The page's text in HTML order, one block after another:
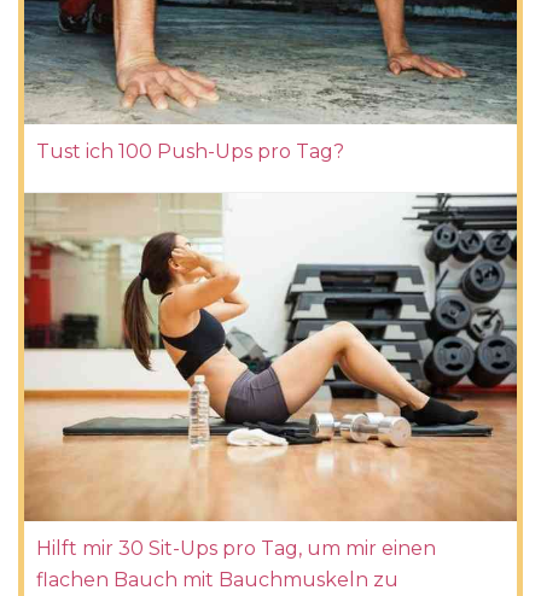
Tust ich 100 Push-Ups pro Tag?
Hilft mir 30 Sit-Ups pro Tag, um mir einen
flachen Bauch mit Bauchmuskeln zu